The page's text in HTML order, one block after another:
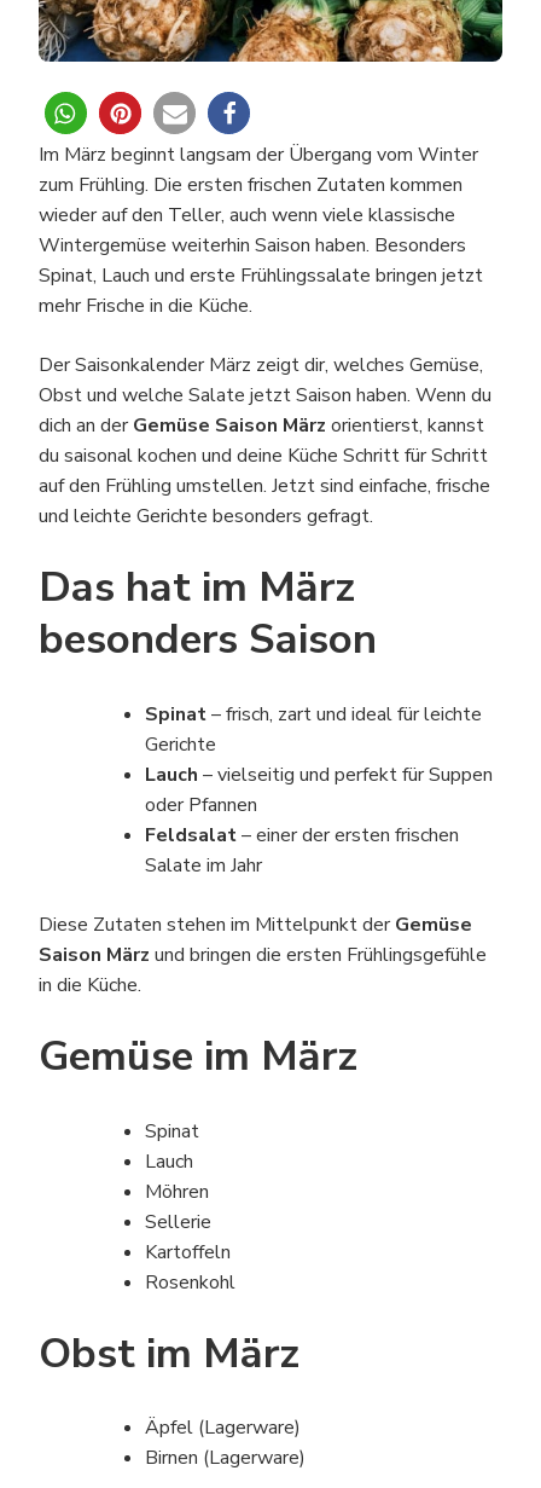
0
Im März beginnt langsam der Übergang vom Winter
zum Frühling. Die ersten frischen Zutaten kommen
wieder auf den Teller, auch wenn viele klassische
Wintergemüse weiterhin Saison haben. Besonders
Spinat, Lauch und erste Frühlingssalate bringen jetzt
mehr Frische in die Küche.
Der Saisonkalender März zeigt dir, welches Gemüse,
Obst und welche Salate jetzt Saison haben. Wenn du
dich an derGemüse Saison März orientierst, kannst
du saisonal kochen und deine Küche Schritt für Schritt
auf den Frühling umstellen. Jetzt sind einfache, frische
und leichte Gerichte besonders gefragt.
Das hat im März
besonders Saison
Spinat– frisch, zart und ideal für leichte
Gerichte
Lauch – vielseitig und perfekt für Suppen
oder Pfannen
Feldsalat– einer der ersten frischen
Salate im Jahr
Diese Zutaten stehen im Mittelpunkt derGemüse
Saison März und bringen die ersten Frühlingsgefühle
in die Küche.
Gemüse im März
Spinat
Lauch
Möhren
Sellerie
Kartoffeln
Rosenkohl
Obst im März
Äpfel (Lagerware)
Birnen (Lagerware)